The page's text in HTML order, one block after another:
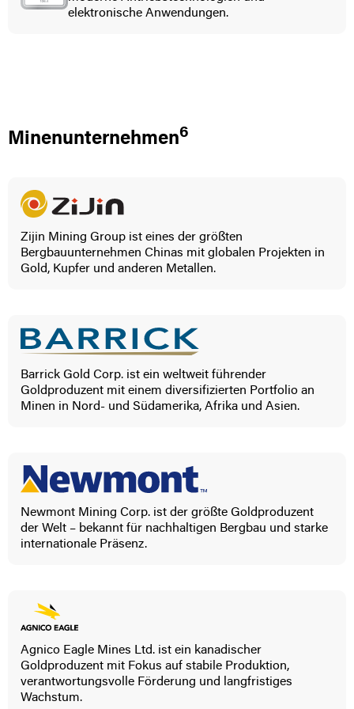
elektronische Anwendungen.
Minenunternehmen6
Zijin Mining Group ist eines der größten
Bergbauunternehmen Chinas mit globalen Projekten in
Gold, Kupfer und anderen Metallen.
Barrick Gold Corp. ist ein weltweit führender
Goldproduzent mit einem diversifizierten Portfolio an
Minen in Nord- und Südamerika, Afrika und Asien.
Newmont Mining Corp. ist der größte Goldproduzent
der Welt – bekannt für nachhaltigen Bergbau und starke
internationale Präsenz.
Agnico Eagle Mines Ltd. ist ein kanadischer
Goldproduzent mit Fokus auf stabile Produktion,
verantwortungsvolle Förderung und langfristiges
Wachstum.